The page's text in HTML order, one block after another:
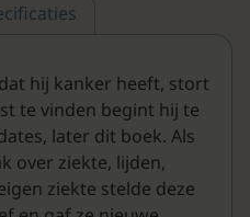
hij kanker heeft, stort
te vinden begint hij te
later dit boek. Als
over ziekte, lijden,
ziekte stelde deze